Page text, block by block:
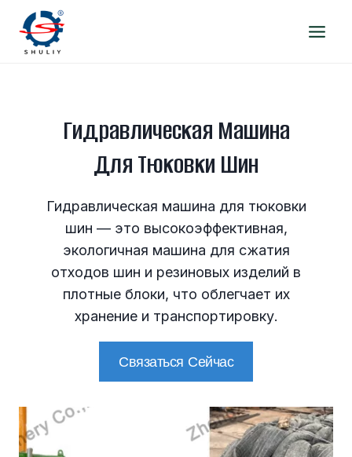
Перейти
содержимому
Гидравлическая Машина
Для Тюковки Шин
Гидравлическая машина для тюковки
шин — это высокоэффективная,
экологичная машина для сжатия
отходов шин и резиновых изделий в
плотные блоки, что облегчает их
хранение и транспортировку.
Связаться Сейчас